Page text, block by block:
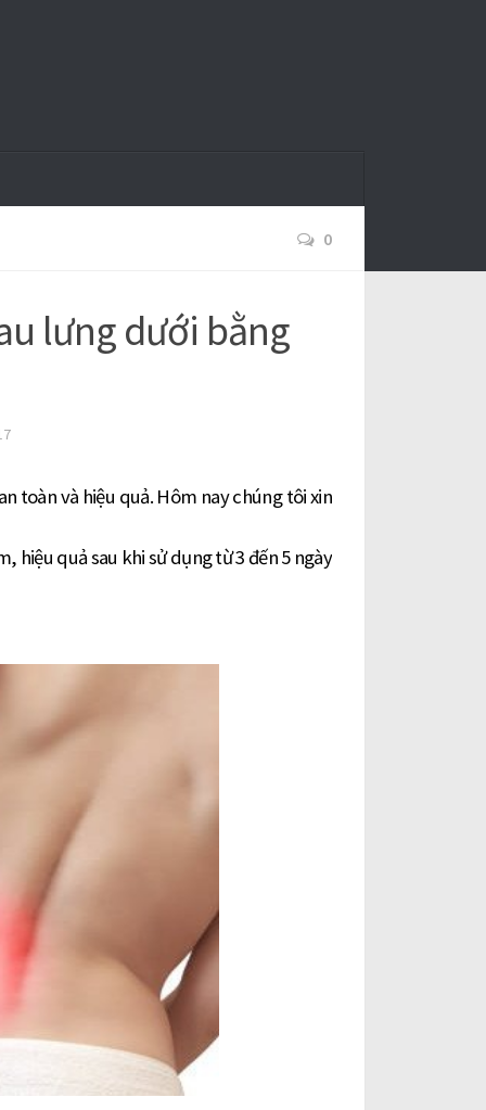
0
lưng dưới bằng
toàn và hiệu quả. Hôm naychúng tôixin
hiệu quả sau khi sử dụng từ 3 đến 5 ngày